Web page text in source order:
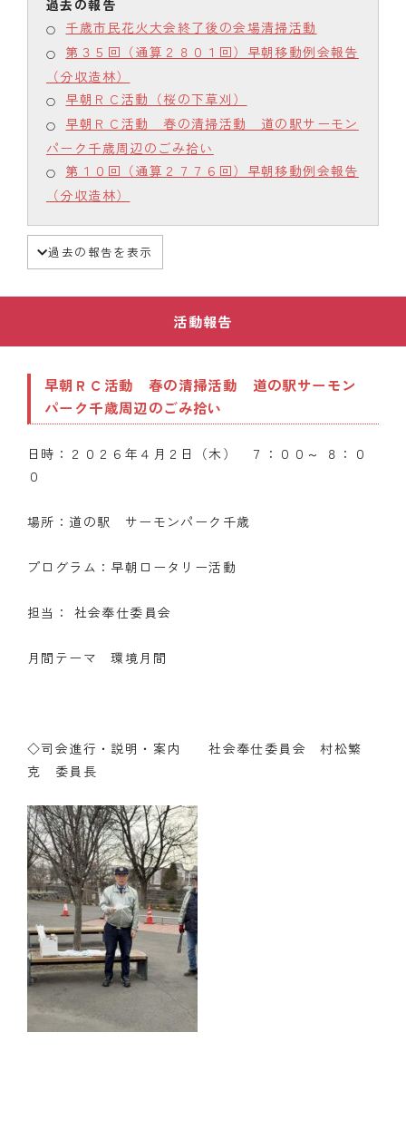
千歳市民花火大会終了後の会場清掃活動
第３５回（通算２８０１回）早朝移動例会報告
（分収造林）
早朝ＲＣ活動（桜の下草刈）
早朝ＲＣ活動 春の清掃活動 道の駅サーモン
パーク千歳周辺のごみ拾い
第１０回（通算２７７６回）早朝移動例会報告
（分収造林）
過去の報告を表示
活動報告
早朝ＲＣ活動 春の清掃活動 道の駅サーモン
パーク千歳周辺のごみ拾い
日時：２０２６年４月２日（木） ７：００～ ８：０
０
場所：道の駅 サーモンパーク千歳
プログラム：早朝ロータリー活動
担当： 社会奉仕委員会
月間テーマ 環境月間
◇司会進行・説明・案内 社会奉仕委員会 村松繁
克 委員長